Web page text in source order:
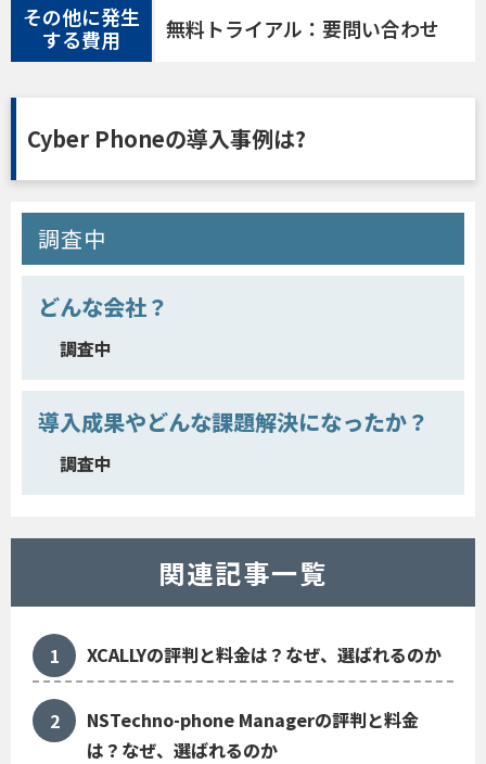
その他に発生
する費用
無料トライアル：要問い合わせ
Cyber Phoneの導入事例は?
調査中
どんな会社？
調査中
導入成果やどんな課題解決になったか？
調査中
関連記事一覧
XCALLYの評判と料金は？なぜ、選ばれるのか
NSTechno-phone Managerの評判と料金
は？なぜ、選ばれるのか